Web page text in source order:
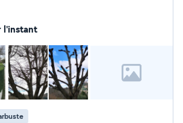
l'instant